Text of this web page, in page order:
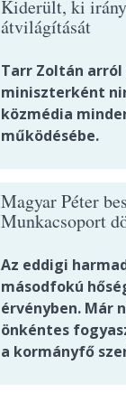
Kiderült, ki
átvilágítását
Tarr Zoltán
miniszterként
közmédia
működésébe.
Magyar Péter
Munkacsoport
Az eddigi
másodfokú
érvényben. Már
önkéntes
a kormányfő